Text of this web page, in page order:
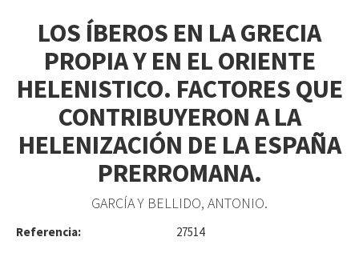
LOS ÍBEROS EN LA GRECIA
PROPIA Y EN EL ORIENTE
HELENISTICO. FACTORES QUE
CONTRIBUYERON A LA
HELENIZACIÓN DE LA ESPAÑA
PRERROMANA.
GARCÍA Y BELLIDO, ANTONIO.
Referencia: 27514